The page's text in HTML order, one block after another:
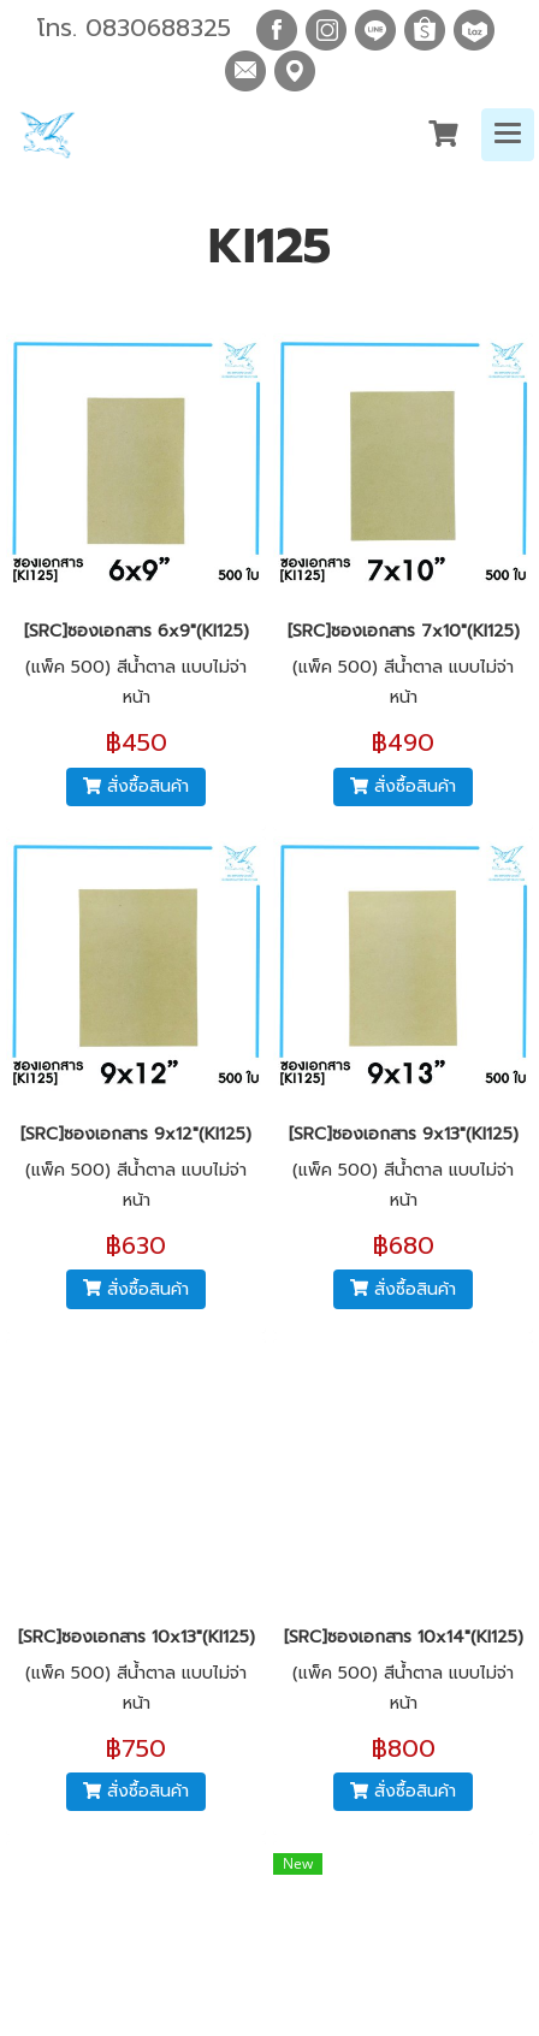
โทร. 0830688325
KI125
[SRC]ซองเอกสาร 6x9"(KI125)
(แพ็ค 500) สีน้ำตาล แบบไม่จ่า
หน้า
฿450
สั่งซื้อสินค้า
[SRC]ซองเอกสาร 7x10"(KI125)
(แพ็ค 500) สีน้ำตาล แบบไม่จ่า
หน้า
฿490
สั่งซื้อสินค้า
[SRC]ซองเอกสาร 9x12"(KI125)
(แพ็ค 500) สีน้ำตาล แบบไม่จ่า
หน้า
฿630
สั่งซื้อสินค้า
[SRC]ซองเอกสาร 9x13"(KI125)
(แพ็ค 500) สีน้ำตาล แบบไม่จ่า
หน้า
฿680
สั่งซื้อสินค้า
[SRC]ซองเอกสาร 10x13"(KI125)
(แพ็ค 500) สีน้ำตาล แบบไม่จ่า
หน้า
฿750
สั่งซื้อสินค้า
[SRC]ซองเอกสาร 10x14"(KI125)
(แพ็ค 500) สีน้ำตาล แบบไม่จ่า
หน้า
฿800
สั่งซื้อสินค้า
New